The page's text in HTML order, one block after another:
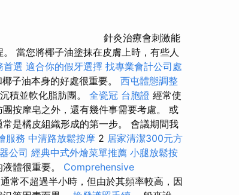
針灸治療會刺激能
當您將椰子油塗抹在皮膚上時，有些人
首選 適合你的假牙選擇 找專業會計公司處
子油本身的好處很重要。 西屯體態調整
積並軟化脂肪團。 全瓷冠 台胞證 經常使
按摩皂之外，還有幾件事需要考慮。 或
是橘皮組織形成的第一步。 會議期間我
服務 中清路放鬆按摩 2 居家清潔300元方
公司 經典中式外燴菜單推薦 小腿放鬆按
體很重要。 Comprehensive
常不超過半小時，但由於其頻率較高，因